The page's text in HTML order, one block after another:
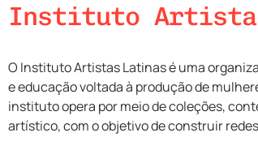
Instituto
O Instituto Artistas Latinas é uma
e educação voltada à produção de
instituto opera por meio de coleções,
artístico, com o objetivo de construir